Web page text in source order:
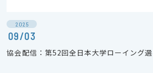
2025
09/03
協会配信：第52回全日本大学ローイング